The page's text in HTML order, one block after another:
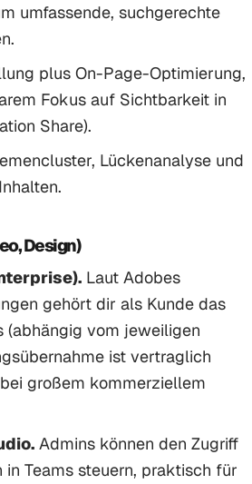
umfassende, suchgerechte
plus On-Page-Optimierung,
Fokus auf Sichtbarkeit in
Share).
Lückenanalyse und
Design)
Laut Adobes
gehört dir als Kunde das
(abhängig vom jeweiligen
ist vertraglich
großem kommerziellem
Admins können den Zugriff
Teams steuern, praktisch für